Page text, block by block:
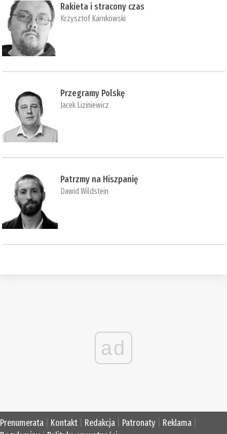
Rakieta i stracony czas
Krzysztof Karnkowski
Przegramy Polskę
Jacek Liziniewicz
Patrzmy na Hiszpanię
Dawid Wildstein
ad
Prenumerata Kontakt Redakcja Patronaty Reklama